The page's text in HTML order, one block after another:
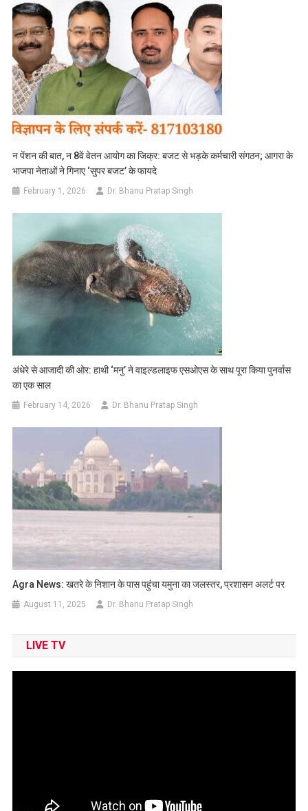
न पेंशन की बात, न 8वें वेतन आयोग का जिक्र: बजट से भड़के कर्मचारी संगठन; आगरा के
भाजपा नेताओं ने गिनाए ‘सुपर बजट’ के फायदे
February 1, 2026 Dr. Bhanu Pratap Singh
अंधेरे से आजादी की ओर: हाथी ‘मनु’ ने वाइल्डलाइफ एसओएस के साथ पूरा किया पुनर्वास
का एक साल
February 14, 2026 Dr. Bhanu Pratap Singh
Agra News: खतरे के निशान के पास पहुंचा यमुना का जलस्तर, प्रशासन अलर्ट पर
August 11, 2025 Dr. Bhanu Pratap Singh
LIVE TV